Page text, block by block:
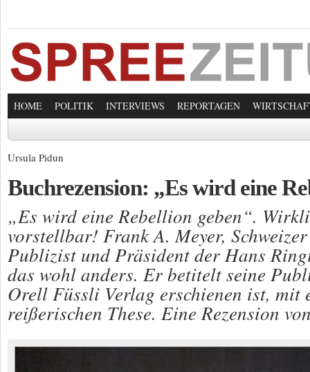
HOME POLITIK INTERVIEWS REPORTAGEN
Ursula Pidun
Buchrezension: „Es wird eine
„Es wird eine Rebellion geben“.
vorstellbar! Frank A. Meyer,
Publizist und Präsident der Hans
das wohl anders. Er betitelt seine
Orell Füssli Verlag erschienen ist, mit
reißerischen These. Eine Rezension